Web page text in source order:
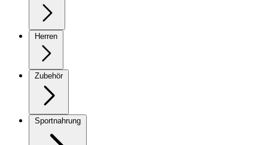
Herren
Zubehör
Sportnahrung